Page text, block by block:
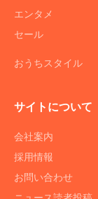
エンタメ
セール
おうちスタイル
サイトについて
会社案内
採用情報
お問い合わせ